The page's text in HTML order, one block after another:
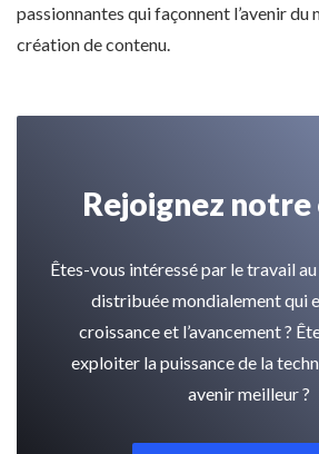
passionnantes qui façonnent l’avenir
création de contenu.
Rejoignez
Êtes-vous intéressé par le travail au
distribuée mondialement qui
croissance et l’avancement ?
exploiter la puissance de la
avenir meilleur ?